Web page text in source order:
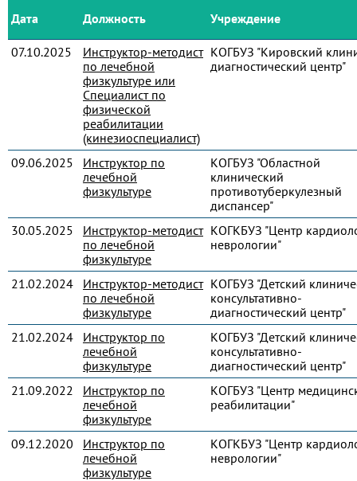
Дата Должность Учреждение
07.10.2025
Инструктор-методист
по лечебной
физкультуре или
Специалист по
физической
реабилитации
(кинезиоспециалист)
КОГБУЗ "Кировский
диагностический центр"
09.06.2025
Инструктор по
лечебной
физкультуре
КОГБУЗ "Областной
клинический
противотуберкулезный
диспансер"
30.05.2025
Инструктор-методист
по лечебной
физкультуре
КОГКБУЗ "Центр
неврологии"
21.02.2024
Инструктор-методист
по лечебной
физкультуре
КОГБУЗ "Детский
консультативно-
диагностический центр"
21.02.2024
Инструктор по
лечебной
физкультуре
КОГБУЗ "Детский
консультативно-
диагностический центр"
21.09.2022
Инструктор по
лечебной
физкультуре
КОГБУЗ "Центр
реабилитации"
09.12.2020
Инструктор по
лечебной
физкультуре
КОГКБУЗ "Центр
неврологии"